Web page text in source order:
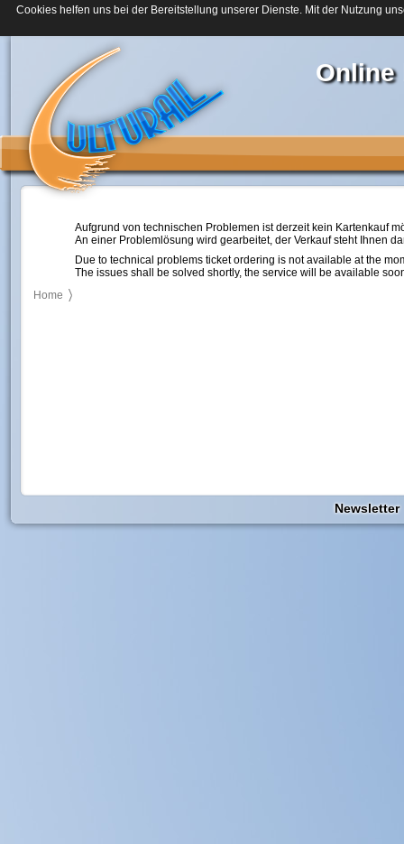
Cookies helfen uns bei der Bereitstellung unserer Dienste. Mit der Nutzung
Online
Aufgrund von technischen Problemen ist derzeit kein Kartenkauf
An einer Problemlösung wird gearbeitet, der Verkauf steht Ihnen
Due to technical problems ticket ordering is not available at the
The issues shall be solved shortly, the service will be available
Home
Newsletter